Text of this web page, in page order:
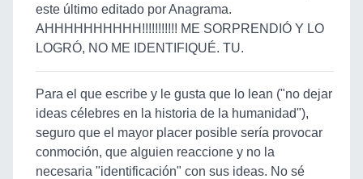
este último editado por Anagrama.
AHHHHHHHHHH!!!!!!!!!!! ME SORPRENDIÓ Y LO
LOGRÓ, NO ME IDENTIFIQUÉ. TU.
Para el que escribe y le gusta que lo lean ("no dejar
ideas célebres en la historia de la humanidad"),
seguro que el mayor placer posible sería provocar
conmoción, que alguien reaccione y no la
necesaria "identificación" con sus ideas. No sé